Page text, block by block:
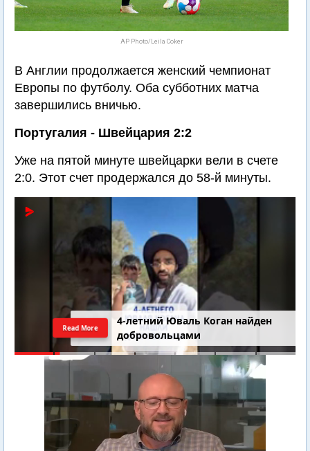
AP Photo/Leila Coker
В Англии продолжается женский чемпионат
Европы по футболу. Оба субботних матча
завершились вничью.
Португалия - Швейцария 2:2
Уже на пятой минуте швейцарки вели в счете
2:0. Этот счет продержался до 58-й минуты.
4-летний Юваль Коган найден
добровольцами
Read More